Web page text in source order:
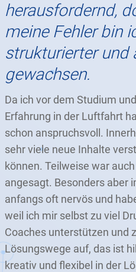
herausfordernd,
meine Fehler bin
strukturierter und
gewachsen.
Da ich vor dem Studium
Erfahrung in der Luftfahrt
schon anspruchsvoll.
sehr viele neue Inhalte
können. Teilweise war
angesagt. Besonders aber
anfangs oft nervös und
weil ich mir selbst zu viel
Coaches unterstützen und
Lösungswege auf, das ist
kreativ und flexibel in der